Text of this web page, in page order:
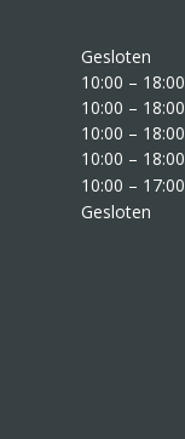
Gesloten
10:00 – 18:00
10:00 – 18:00
10:00 – 18:00
10:00 – 18:00
10:00 – 17:00
Gesloten